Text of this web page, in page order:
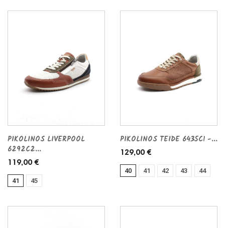
PIKOLINOS LIVERPOOL
6292C2...
119,00 €
41 45
PIKOLINOS TEIDE 6435C1 -...
129,00 €
40 41 42 43 44